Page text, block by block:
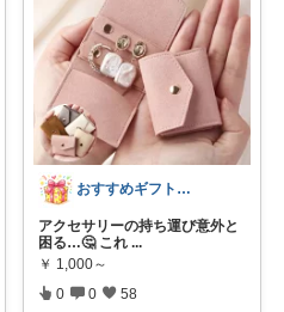
おすすめギフトリスト｜感謝🙏
アクセサリーの持ち運び意外と
困る…🤔 これ ...
￥ 1,000～
0 0 58